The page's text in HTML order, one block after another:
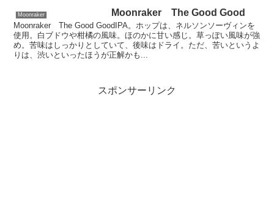
Moonraker Moonraker The Good Good
Moonraker The Good GoodIPA。ホップは、ネルソンソーヴィンを
使用。白ブドウや柑橘の風味。ほのかに甘い感じ。草っぽい風味が強
め。苦味はしっかりとしていて、後味はドライ。ただ、苦いというよ
りは、渋いといったほうが正解かも...
スポンサーリンク